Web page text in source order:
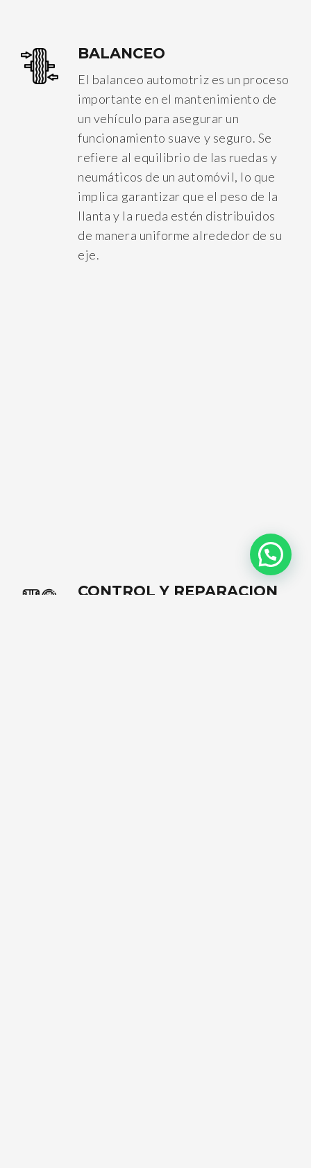
BALANCEO
El balanceo automotriz es un proceso
importante en el mantenimiento de
un vehículo para asegurar un
funcionamiento suave y seguro. Se
refiere al equilibrio de las ruedas y
neumáticos de un automóvil, lo que
implica garantizar que el peso de la
llanta y la rueda estén distribuidos
de manera uniforme alrededor de su
eje.
CONTROL Y REPARACION